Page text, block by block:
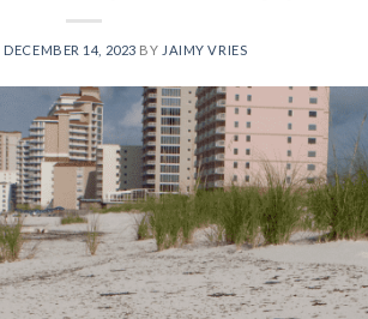
DECEMBER 14, 2023 BY JAIMY VRIES